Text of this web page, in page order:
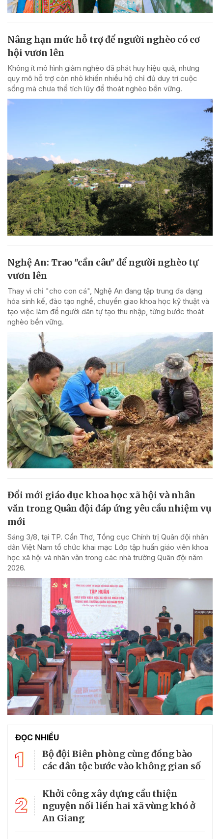
Nâng hạn mức hỗ trợ để người nghèo có cơ
hội vươn lên
Không ít mô hình giảm nghèo đã phát huy hiệu quả, nhưng
quy mô hỗ trợ còn nhỏ khiến nhiều hộ chỉ đủ duy trì cuộc
sống mà chưa thể tích lũy để thoát nghèo bền vững.
Nghệ An: Trao "cần câu" để người nghèo tự
vươn lên
Thay vì chỉ "cho con cá", Nghệ An đang tập trung đa dạng
hóa sinh kế, đào tạo nghề, chuyển giao khoa học kỹ thuật và
tạo việc làm để người dân tự tạo thu nhập, từng bước thoát
nghèo bền vững.
Đổi mới giáo dục khoa học xã hội và nhân
văn trong Quân đội đáp ứng yêu cầu nhiệm vụ
mới
Sáng 3/8, tại TP. Cần Thơ, Tổng cục Chính trị Quân đội nhân
dân Việt Nam tổ chức khai mạc Lớp tập huấn giáo viên khoa
học xã hội và nhân văn trong các nhà trường Quân đội năm
2026.
ĐỌC NHIỀU
1
Bộ đội Biên phòng cùng đồng bào
các dân tộc bước vào không gian số
2
Khởi công xây dựng cầu thiện
nguyện nối liền hai xã vùng khó ở
An Giang